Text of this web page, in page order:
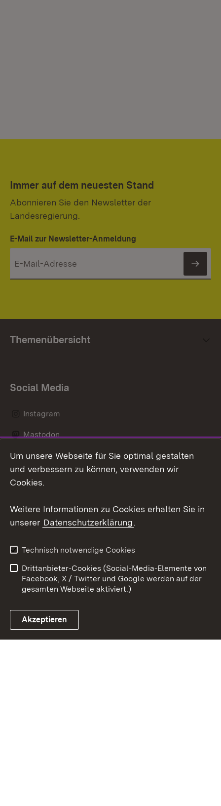
Immer auf dem neuesten Stand
Abonnieren Sie den Newsletter der
Landesregierung.
E-Mail zur Newsletter-Anmeldung
Themenübersicht
Social Media
Instagram
Mastodon
Messenger
Link zum Landesportal
Kontakt
Impressum
Cookies
Um unsere Webseite für Sie optimal gestalten
und verbessern zu können, verwenden wir
Cookies.
Weitere Informationen zu Cookies erhalten Sie in
unserer Datenschutzerklärung.
Technisch notwendige Cookies
Drittanbieter-Cookies (Social-Media-Elemente von
Facebook, X / Twitter und Google werden auf der
gesamten Webseite aktiviert.)
Akzeptieren